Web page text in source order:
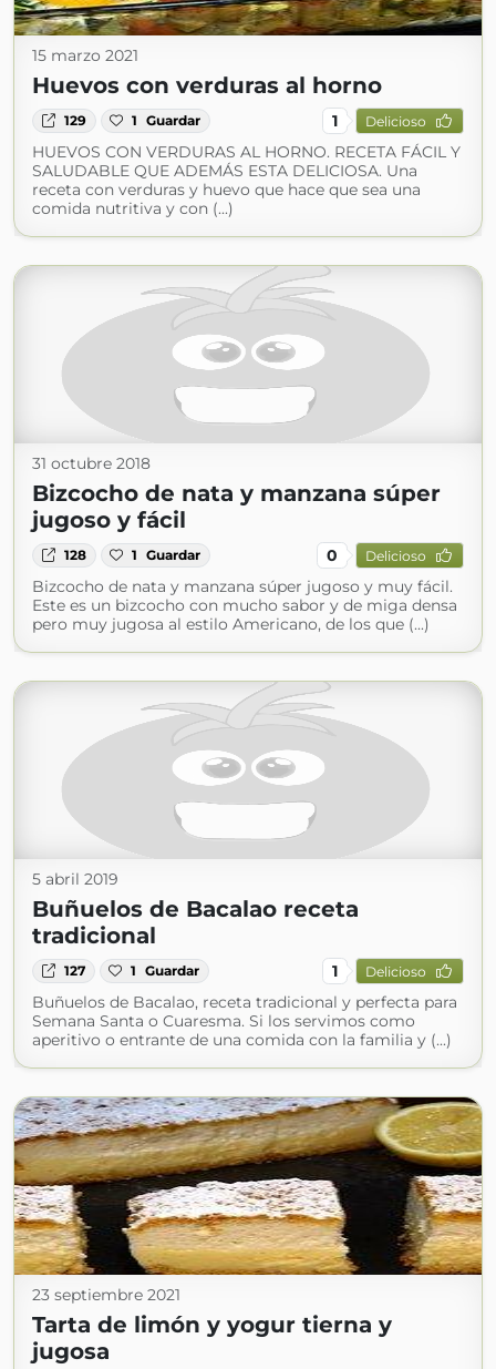
15 marzo 2021
Huevos con verduras al horno
129 1 Guardar 1 Delicioso
HUEVOS CON VERDURAS AL HORNO. RECETA FÁCIL Y
SALUDABLE QUE ADEMÁS ESTA DELICIOSA. Una
receta con verduras y huevo que hace que sea una
comida nutritiva y con (...)
31 octubre 2018
Bizcocho de nata y manzana súper
jugoso y fácil
128 1 Guardar 0 Delicioso
Bizcocho de nata y manzana súper jugoso y muy fácil.
Este es un bizcocho con mucho sabor y de miga densa
pero muy jugosa al estilo Americano, de los que (...)
5 abril 2019
Buñuelos de Bacalao receta
tradicional
127 1 Guardar 1 Delicioso
Buñuelos de Bacalao, receta tradicional y perfecta para
Semana Santa o Cuaresma. Si los servimos como
aperitivo o entrante de una comida con la familia y (...)
23 septiembre 2021
Tarta de limón y yogur tierna y
jugosa